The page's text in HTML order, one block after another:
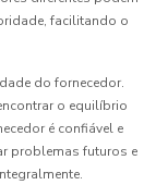
facilitando o
do fornecedor.
o equilíbrio
é confiável e
problemas futuros e